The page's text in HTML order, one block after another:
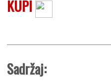
KUPI
Sadržaj: